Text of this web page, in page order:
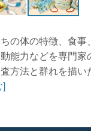
の体の特徴、食
能力などを専門
方法と群れを描い
]